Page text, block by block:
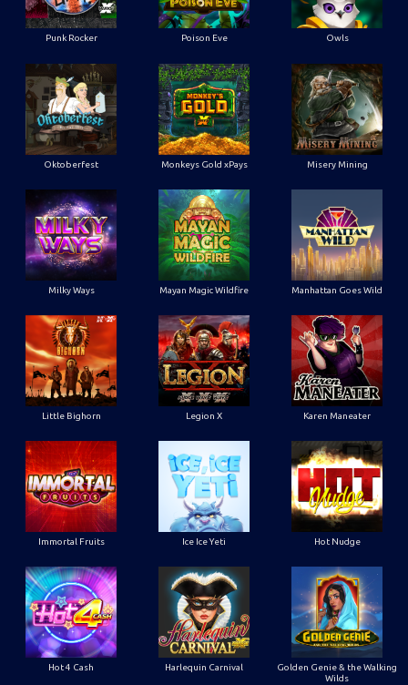
Punk Rocker Poison Eve Owls
Oktoberfest Monkeys Gold xPays Misery Mining
Milky Ways Mayan Magic Wildfire Manhattan Goes Wild
Little Bighorn Legion X Karen Maneater
Immortal Fruits Ice Ice Yeti Hot Nudge
Hot 4 Cash Harlequin Carnival
Golden Genie & the Walking
Wilds